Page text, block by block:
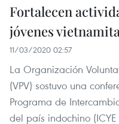
Fortalecen
jóvenes
11/03/2020 02:57
La Organización
(VPV) sostuvo una
Programa de
del país indochino (ICYE